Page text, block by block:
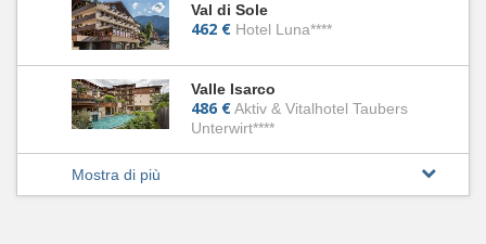
Val di Sole
462 € Hotel Luna****
Valle Isarco
486 €Aktiv & Vitalhotel Taubers
Unterwirt****
Mostra di più